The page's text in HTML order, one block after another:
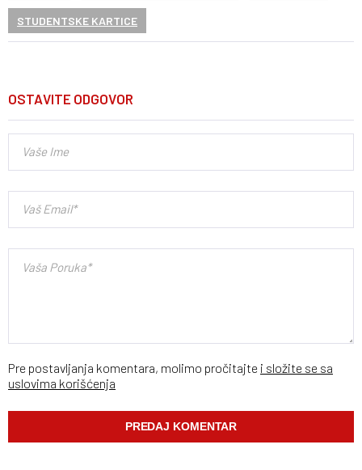
STUDENTSKE KARTICE
OSTAVITE ODGOVOR
Pre postavljanja komentara, molimo pročitajte i složite se sa
uslovima korišćenja